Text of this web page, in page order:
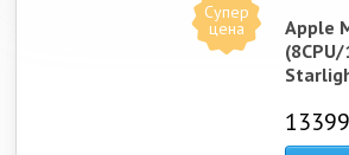
Супер
цена
Apple